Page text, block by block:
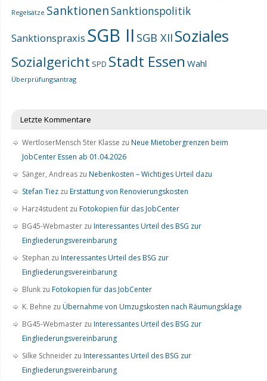
Regelsätze SanktionenSanktionspolitik
Sanktionspraxis SGB II SGB XII Soziales
Sozialgericht SPD Stadt Essen Wahl
Überprüfungsantrag
Letzte Kommentare
WertloserMensch 5ter Klasse zu Neue Mietobergrenzen beim
JobCenter Essen ab 01.04.2026
Sänger, Andreas zu Nebenkosten – Wichtiges Urteil dazu
Stefan Tiez zu Erstattung von Renovierungskosten
Harz4student zu Fotokopien für das JobCenter
BG45-Webmaster zu Interessantes Urteil des BSG zur
Eingliederungsvereinbarung
Stephan zu Interessantes Urteil des BSG zur
Eingliederungsvereinbarung
Blunk zu Fotokopien für das JobCenter
K. Behne zu Übernahme von Umzugskosten nach Räumungsklage
BG45-Webmaster zu Interessantes Urteil des BSG zur
Eingliederungsvereinbarung
Silke Schneider zu Interessantes Urteil des BSG zur
Eingliederungsvereinbarung